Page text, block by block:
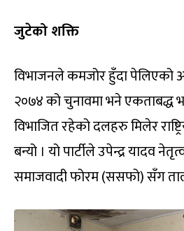
जुटेको शक्ति
विभाजनले कमजोर हुँदा पेलिएको
२०७४ को चुनावमा भने एकताबद्ध
विभाजित रहेको दलहरु मिलेर
बन्यो । यो पार्टीले उपेन्द्र यादव
समाजवादी फोरम (ससफो) सँग